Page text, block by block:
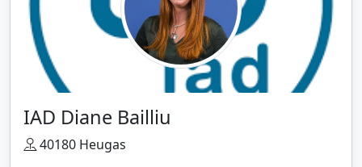
IAD Diane Bailliu
40180 Heugas